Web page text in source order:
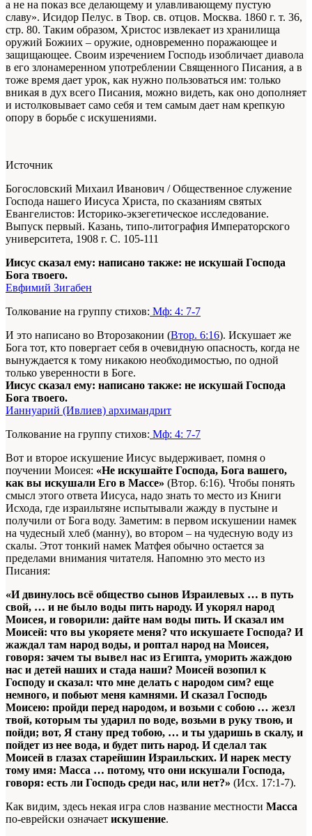
а не на показ все делающему и улавливающему пустую
славу». Исидор Пелус. в Твор. св. отцов. Москва. 1860 г. т. 36,
стр. 80. Таким образом, Христос извлекает из хранилища
оружий Божиих – оружие, одновременно поражающее и
защищающее. Своим изречением Господь изобличает диавола
в его злонамеренном употреблении Священного Писания, а в
тоже время дает урок, как нужно пользоваться им: только
вникая в дух всего Писания, можно видеть, как оно дополняет
и истолковывает само себя и тем самым дает нам крепкую
опору в борьбе с искушениями.
Источник
Богословский Михаил Иванович / Общественное служение
Господа нашего Иисуса Христа, по сказаниям святых
Евангелистов: Историко-экзегетическое исследование.
Выпуск первый. Казань, типо-литография Императорского
университета, 1908 г. С. 105-111
Иисус сказал ему: написано также: не искушай Господа
Бога твоего.
Евфимий Зигабен
Толкование на группу стихов: Мф: 4: 7-7
И это написано во Второзаконии (Втор. 6:16). Искушает же
Бога тот, кто повергает себя в очевидную опасность, когда не
вынуждается к тому никакою необходимостью, по одной
только уверенности в Боге.
Иисус сказал ему: написано также: не искушай Господа
Бога твоего.
Ианнуарий (Ивлиев) архимандрит
Толкование на группу стихов: Мф: 4: 7-7
Вот и второе искушение Иисус выдерживает, помня о
поучении Моисея: «Не искушайте Господа, Бога вашего,
как вы искушали Его в Массе» (Втор. 6:16). Чтобы понять
смысл этого ответа Иисуса, надо знать то место из Книги
Исхода, где израильтяне испытывали жажду в пустыне и
получили от Бога воду. Заметим: в первом искушении намек
на чудесный хлеб (манну), во втором – на чудесную воду из
скалы. Этот тонкий намек Матфея обычно остается за
пределами внимания читателя. Напомню это место из
Писания:
«И двинулось всё общество сынов Израилевых … в путь
свой, … и не было воды пить народу. И укорял народ
Моисея, и говорили: дайте нам воды пить. И сказал им
Моисей: что вы укоряете меня? что искушаете Господа? И
жаждал там народ воды, и роптал народ на Моисея,
говоря: зачем ты вывел нас из Египта, уморить жаждою
нас и детей наших и стада наши? Моисей возопил к
Господу и сказал: что мне делать с народом сим? еще
немного, и побьют меня камнями. И сказал Господь
Моисею: пройди перед народом, и возьми с собою … жезл
твой, которым ты ударил по воде, возьми в руку твою, и
пойди; вот, Я стану пред тобою, … и ты ударишь в скалу, и
пойдет из нее вода, и будет пить народ. И сделал так
Моисей в глазах старейшин Израильских. И нарек месту
тому имя: Масса … потому, что они искушали Господа,
говоря: есть ли Господь среди нас, или нет?» (Исх. 17:1-7).
Как видим, здесь некая игра слов название местности Масса
по-еврейски означает искушение.